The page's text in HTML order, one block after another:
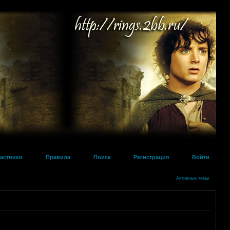
Правила Поиск Регистрация Войти
Активные темы